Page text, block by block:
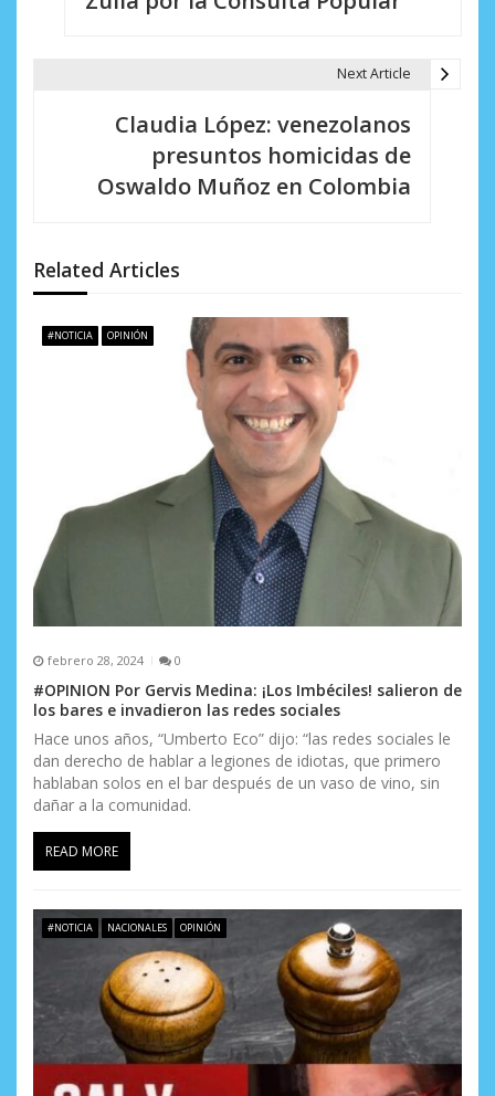
d
e
d
a
s
Next Article
Claudia López: venezolanos
presuntos homicidas de
Oswaldo Muñoz en Colombia
Related Articles
#NOTICIA OPINIÓN
febrero 28, 2024 0
#OPINION Por Gervis Medina: ¡Los Imbéciles! salieron de
los bares e invadieron las redes sociales
Hace unos años, “Umberto Eco” dijo: “las redes sociales le
dan derecho de hablar a legiones de idiotas, que primero
hablaban solos en el bar después de un vaso de vino, sin
dañar a la comunidad.
READ MORE
#NOTICIA NACIONALES OPINIÓN